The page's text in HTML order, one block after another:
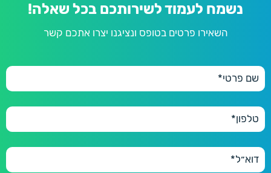
נשמח לעמוד לשירותכם בכל שאלה!
השאירו פרטים בטופס ונציגנו יצרו אתכם קשר